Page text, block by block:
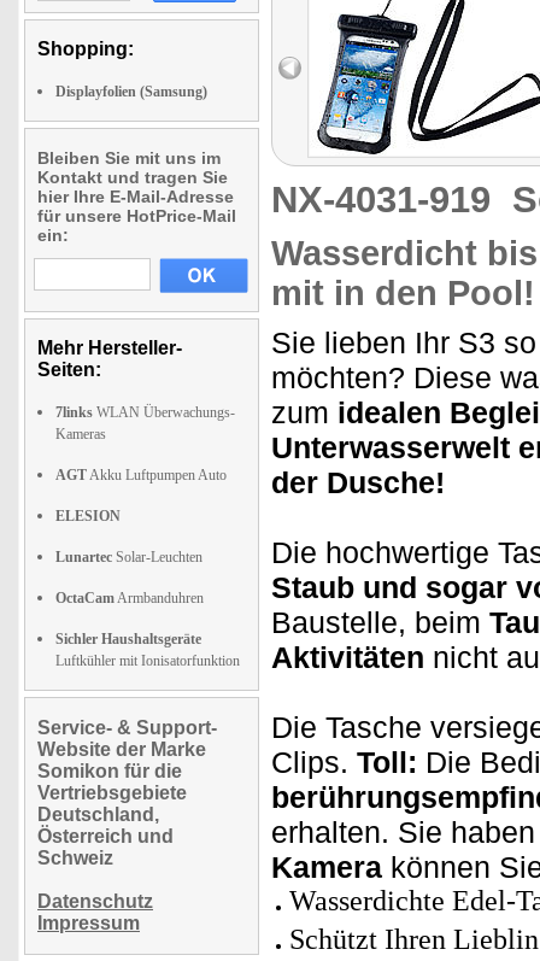
Shopping:
Displayfolien (Samsung)
Bleiben Sie mit uns im
Kontakt und tragen Sie
hier Ihre E-Mail-Adresse
für unsere HotPrice-Mail
ein:
Mehr Hersteller-
Seiten:
7links WLAN Überwachungs-
Kameras
AGTAkku Luftpumpen Auto
ELESION
Lunartec Solar-Leuchten
OctaCamArmbanduhren
Sichler Haushaltsgeräte
Luftkühler mit Ionisatorfunktion
Service- & Support-
Website der Marke
Somikon für die
Vertriebsgebiete
Deutschland,
Österreich und
Schweiz
Datenschutz
Impressum
NX-4031-919
Wasserdicht
mit in den Pool!
Sie lieben Ihr S3
möchten? Diese
zum idealen
Unterwasserwelt
der Dusche!
Die hochwertige
Staub und sogar
Baustelle, beim
Aktivitäten nicht
Die Tasche
Clips. Toll: Die
erhalten. Sie
Kamera können
Wasserdichte Edel-
Schützt Ihren